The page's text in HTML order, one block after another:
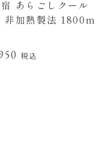
あらごしクール
非加熱製法 1800m
税込